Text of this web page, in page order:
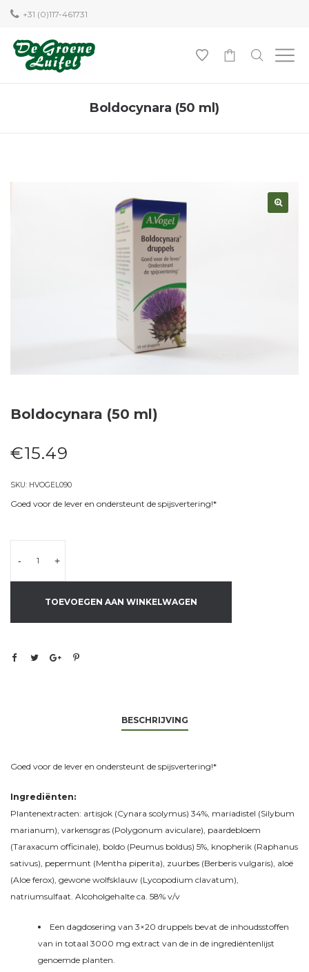
+31 (0)117-461731
Boldocynara (50 ml)
Boldocynara (50 ml)
€15.49
SKU: HVOGEL090
Goed voor de lever en ondersteunt de spijsvertering!*
- +
TOEVOEGEN AAN WINKELWAGEN
BESCHRIJVING
Goed voor de lever en ondersteunt de spijsvertering!*
Ingrediënten:
Plantenextracten: artisjok (Cynara scolymus) 34%, mariadistel (Silybum
marianum), varkensgras (Polygonum aviculare), paardebloem
(Taraxacum officinale), boldo (Peumus boldus) 5%, knopherik (Raphanus
sativus), pepermunt (Mentha piperita), zuurbes (Berberis vulgaris), aloë
(Aloe ferox), gewone wolfsklauw (Lycopodium clavatum),
natriumsulfaat. Alcoholgehalte ca. 58% v/v
Een dagdosering van 3×20 druppels bevat de inhoudsstoffen
van in totaal 3000 mg extract van de in de ingrediëntenlijst
genoemde planten.